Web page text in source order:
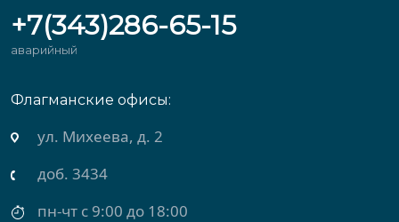
+7(343)286-65-15
аварийный
Флагманские офисы:
ул. Михеева, д. 2
доб. 3434
пн-чт с 9:00 до 18:00